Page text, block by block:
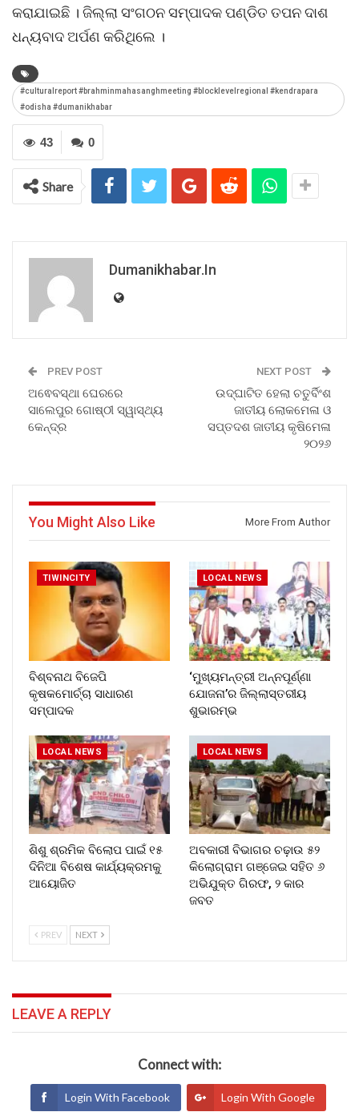
କରାଯାଇଛି । ଜିଲ୍ଲା ସଂଗଠନ ସମ୍ପାଦକ ପଣ୍ଡିତ ତପନ ଦାଶ
ଧନ୍ୟବାଦ ଅର୍ପଣ କରିଥିଲେ ।
#culturalreport #brahminmahasanghmeeting #blocklevelregional #kendrapara
#odisha #dumanikhabar
0
43
Share
Dumanikhabar.in
PREV POST
ଅଵେବସ୍ଥା ଘେରରେ
ସାଲେପୁର ଗୋଷ୍ଠୀ ସ୍ୱାସ୍ଥ୍ୟ
କେନ୍ଦ୍ର
NEXT POST
ଉଦ୍ଘାଟିତ ହେଲା ଚତୁର୍ବିଂଶ
ଜାତୀୟ ଲୋକମେଳା ଓ
ସପ୍ତଦଶ ଜାତୀୟ କୃଷିମେଳା
୨୦୨୬
You Might Also Like More From Author
TIWINCITY
ବିଶ୍ବନାଥ ବିଜେପି
କୃଷକମୋର୍ଚ୍ଚା ସାଧାରଣ
ସମ୍ପାଦକ
LOCAL NEWS
‘ମୁଖ୍ୟମନ୍ତ୍ରୀ ଅନ୍ନପୂର୍ଣ୍ଣା
ଯୋଜନା’ର ଜିଲ୍ଲାସ୍ତରୀୟ
ଶୁଭାରମ୍ଭ
LOCAL NEWS
ଶିଶୁ ଶ୍ରମିକ ବିଲୋପ ପାଇଁ ୧୫
ଦିନିଆ ବିଶେଷ କାର୍ଯ୍ୟକ୍ରମକୁ
ଆୟୋଜିତ
LOCAL NEWS
ଅବକାରୀ ବିଭାଗର ଚଢ଼ାଉ ୫୨
କିଲୋଗ୍ରାମ ଗଞ୍ଜେଇ ସହିତ ୬
ଅଭିଯୁକ୍ତ ଗିରଫ, ୨ କାର
ଜବତ
PREV NEXT
LEAVE A REPLY
Connect with:
Login With Facebook Login With Google